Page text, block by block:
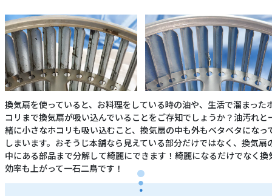
換気扇を使っていると、お料理をしている時の油や、生活で溜まった
コリまで換気扇が吸い込んでいることをご存知でしょうか？油汚れと
緒に小さなホコリも吸い込むこと、換気扇の中も外もベタベタになっ
しまいます。おそうじ本舗なら見えている部分だけではなく、換気扇
中にある部品まで分解して綺麗にできます！綺麗になるだけでなく換
効率も上がって一石二鳥です！